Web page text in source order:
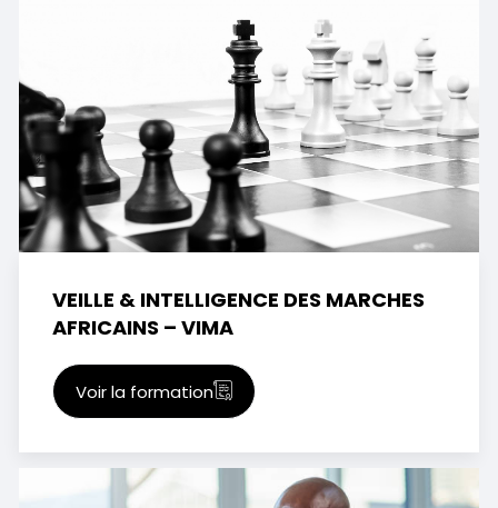
VEILLE & INTELLIGENCE DES MARCHES
AFRICAINS – VIMA
Voir la formation